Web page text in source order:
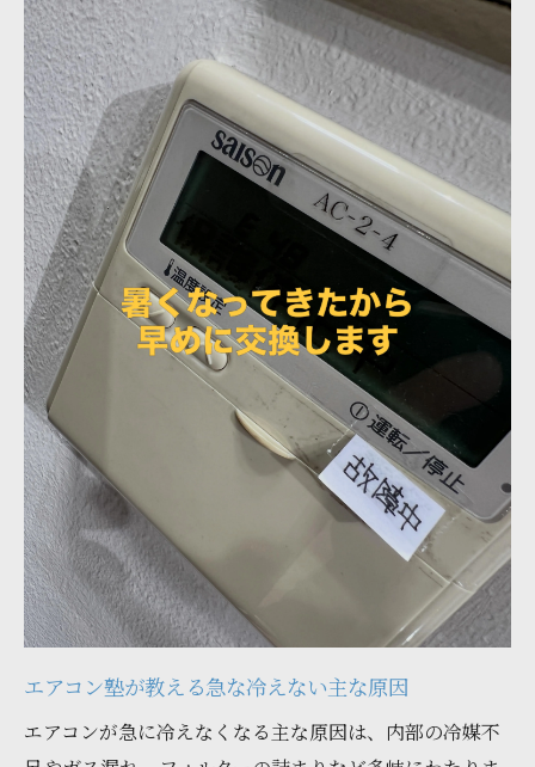
宮城県で多いエアコン不調のチェックポイント
エアコン塾が伝授する宮城県特有の不調傾
向
ガス補充が必要な症状と自己判断の目安
フィルター清掃や配管チェックの実践ポイ
ント
エアコン塾推奨の効き目確認チェックリス
ト
冷えない場合の故障要因と見極め方法
ぬるい風が出るときに試すべき確認方法
エアコン塾流ぬるい風対策の基本ステップ
ガス漏れや不足時の見分け方と応急対応
リモコン設定や温度差で確認すべきポイン
ト
室外機動作や配管の異常をチェックする方
法
フィルター詰まりが原因か簡単セルフチェ
ック
エアコン塾が伝える冷えない理由と初期対応術
エアコン塾が教える急な冷えない主な原因
エアコンが急に冷えなくなる主な原因は、内部の冷媒不